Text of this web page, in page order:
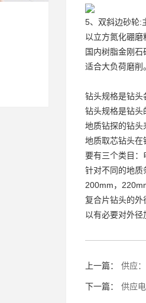
5、双斜边砂轮:
以立方氮化硼磨
国内树脂金刚
适合大负荷磨削。
钻头规格是钻头
钻头规格是钻头
地质钻探的钻头
地质取芯钻头在
要有三个类目：
针对不同的地质
200mm，
复合片钻头的外
以有必要对外径
上一篇： 供应
下一篇： 供应